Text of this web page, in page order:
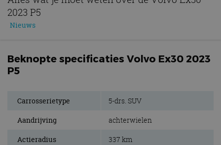
Nieuws
2023 P5
Beknopte specificaties Volvo Ex30 2023
P5
Carrosserietype 5-drs. SUV
Aandrijving achterwielen
Actieradius 337 km